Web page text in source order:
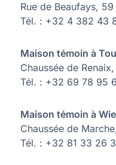
Rue de Beaufays,
Tél. : +32 4 382 43
Maison témoin à
Chaussée de
Tél. : +32 69 78 95
Maison témoin à
Chaussée de
Tél. : +32 81 33 26